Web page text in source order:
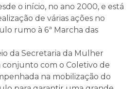
o início, no ano 2000, e está
de várias ações no
rumo à 6ª Marcha das
da Secretaria da Mulher
conjunto com o Coletivo de
na mobilização do